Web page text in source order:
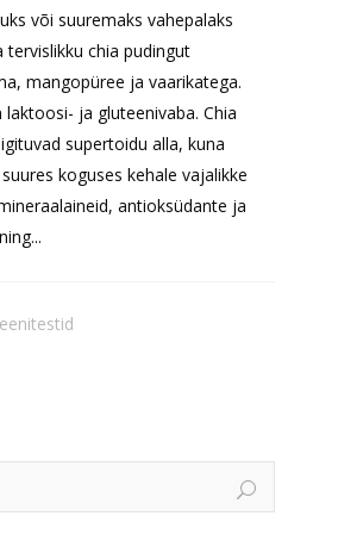
või suuremaks vahepalaks
tervislikku chia pudingut
mangopüree ja vaarikatega.
laktoosi- ja gluteenivaba. Chia
supertoidu alla, kuna
koguses kehale vajalikke
antioksüdante ja